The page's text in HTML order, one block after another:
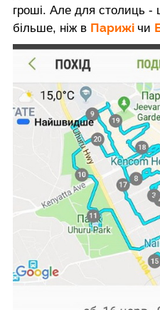
гроші. Але для столиць -
більше, ніж в Парижі чи